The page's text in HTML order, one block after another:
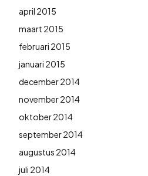
april 2015
maart 2015
februari 2015
januari 2015
december 2014
november 2014
oktober 2014
september 2014
augustus 2014
juli 2014